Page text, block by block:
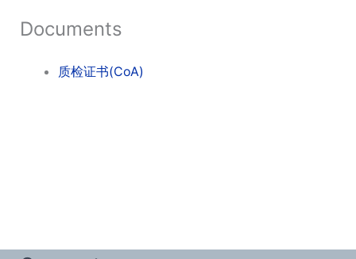
Documents
质检证书(CoA)